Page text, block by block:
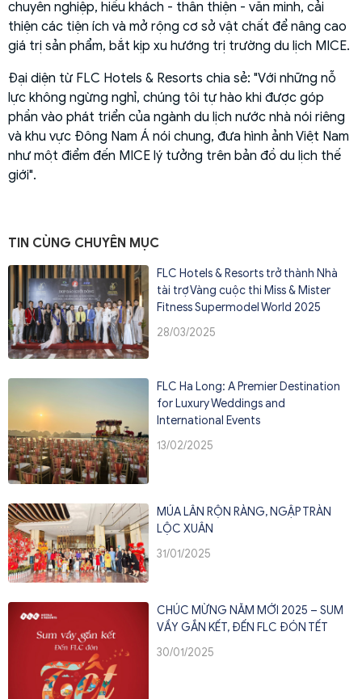
chuyên nghiệp, hiếu khách - thân thiện - văn minh, cải
thiện các tiện ích và mở rộng cơ sở vật chất để nâng cao
giá trị sản phẩm, bắt kịp xu hướng trị trường du lịch MICE.
Đại diện từ FLC Hotels & Resorts chia sẻ: "Với những nỗ
lực không ngừng nghỉ, chúng tôi tự hào khi được góp
phần vào phát triển của ngành du lịch nước nhà nói riêng
và khu vực Đông Nam Á nói chung, đưa hình ảnh Việt Nam
như một điểm đến MICE lý tưởng trên bản đồ du lịch thế
giới".
TIN CÙNG CHUYÊN MỤC
FLC Hotels & Resorts trở thành Nhà
tài trợ Vàng cuộc thi Miss & Mister
Fitness Supermodel World 2025
28/03/2025
FLC Ha Long: A Premier Destination
for Luxury Weddings and
International Events
13/02/2025
MÚA LÂN RỘN RÀNG, NGẬP TRÀN
LỘC XUÂN
31/01/2025
CHÚC MỪNG NĂM MỚI 2025 – SUM
VẦY GẮN KẾT, ĐẾN FLC ĐÓN TẾT
30/01/2025